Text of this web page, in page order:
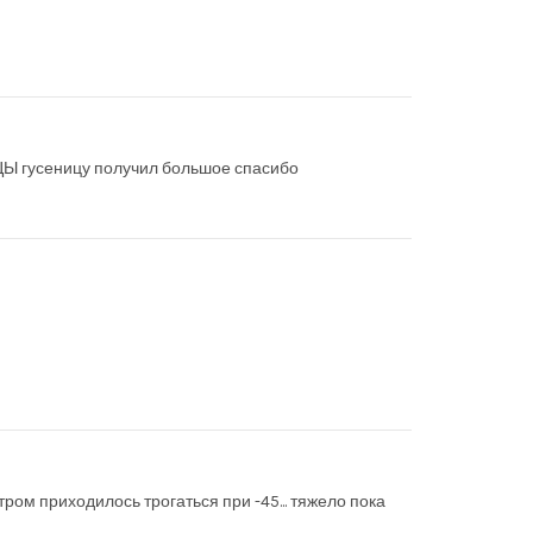
гусеницу получил большое спасибо
приходилось трогаться при -45... тяжело пока